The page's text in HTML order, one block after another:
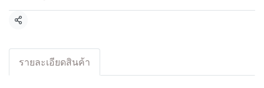
แชร์
รายละเอียดสินค้า